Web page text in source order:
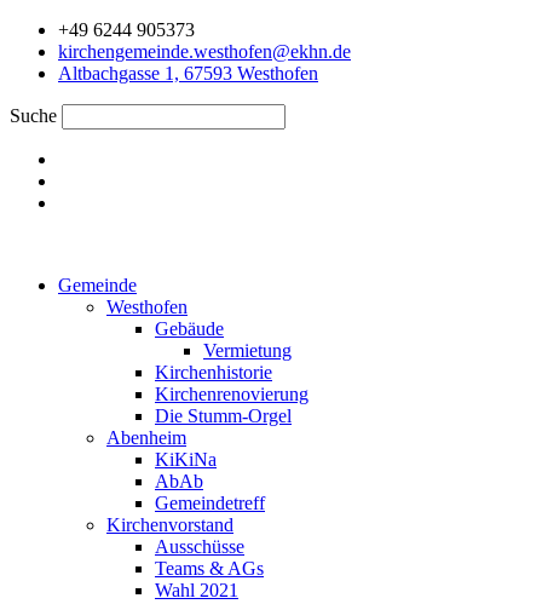
Zum
Inhalt
springen
+49 6244 905373
kirchengemeinde.westhofen@ekhn.de
Altbachgasse 1, 67593 Westhofen
Suche
Gemeinde
Westhofen
Gebäude
Vermietung
Kirchenhistorie
Kirchenrenovierung
Die Stumm-Orgel
Abenheim
KiKiNa
AbAb
Gemeindetreff
Kirchenvorstand
Ausschüsse
Teams & AGs
Wahl 2021